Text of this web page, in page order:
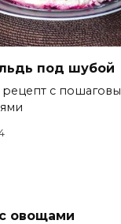
под шубой
с
овощами